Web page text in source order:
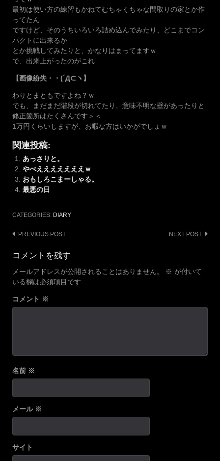
最初は使い方の練習もかねてむちゃくちゃな間取りの家とか作
ってたん
ですけど、そのうちいろいろ詰め込んでみたり、どこまでコン
パクトに出来るか
とか挑戦してみたりと、かなりはまってますｗ
で、出来上がったのがこれ
【画像紛失・・(´Д⊂ヽ】
わりとまともですよね？ｗ
でも、まだまだ階段が切れてたり、意味不明な壁があったりと
修正箇所はたくさんです＞＜
1万円くらいしますが、お暇な方はいかがでしょｗ
関連投稿:
あっさりと。
やべえええええええｗ
おもしろこまーしゃる。
最悪の日
CATEGORIES: DIARY
Post
navigation
PREVIOUS POST NEXT POST
コメントを残す
メールアドレスが公開されることはありません。 ※ が付いて
いる欄は必須項目です
コメント ※
名前 ※
メール ※
サイト